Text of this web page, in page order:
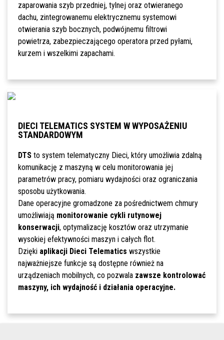
zaparowania szyb przedniej, tylnej oraz otwieranego
dachu, zintegrowanemu elektrycznemu systemowi
otwierania szyb bocznych, podwójnemu filtrowi
powietrza, zabezpieczającego operatora przed pyłami,
kurzem i wszelkimi zapachami.
DIECI TELEMATICS SYSTEM W WYPOSAŻENIU
STANDARDOWYM
DTSto system telematyczny Dieci, który umożliwia zdalną
komunikację z maszyną w celu monitorowania jej
parametrów pracy, pomiaru wydajności oraz ograniczania
sposobu użytkowania.
Dane operacyjne gromadzone za pośrednictwem chmury
umożliwiają monitorowanie cykli rutynowej
konserwacji, optymalizację kosztów oraz utrzymanie
wysokiej efektywności maszyn i całych flot.
Dzięki aplikacji Dieci Telematics wszystkie
najważniejsze funkcje są dostępne również na
urządzeniach mobilnych, co pozwala zawsze kontrolować
maszyny, ich wydajność i działania operacyjne.